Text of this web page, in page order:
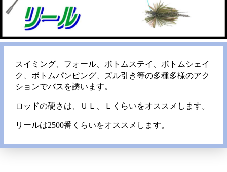
スイミング、フォール、ボトムステイ、ボトムシェイ
ク、ボトムパンピング、ズル引き等の多種多様のアク
ションでバスを誘います。
ロッドの硬さは、ＵＬ、Ｌくらいをオススメします。
リールは2500番くらいをオススメします。